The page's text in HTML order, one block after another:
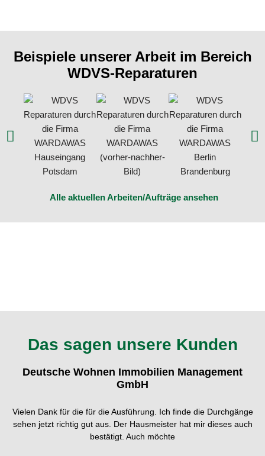
Beispiele unserer Arbeit im Bereich
WDVS-Reparaturen
Alle aktuellen Arbeiten/Aufträge ansehen
Das sagen unsere Kunden
Deutsche Wohnen Immobilien Management
GmbH
Vielen Dank für die für die Ausführung. Ich finde die Durchgänge
sehen jetzt richtig gut aus. Der Hausmeister hat mir dieses auch
bestätigt. Auch möchte